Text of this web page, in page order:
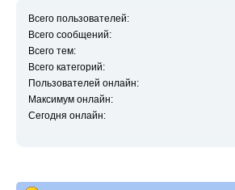
Всего пользователей:
Всего сообщений:
Всего тем:
Всего категорий:
Пользователей онлайн:
Максимум онлайн:
Сегодня онлайн: